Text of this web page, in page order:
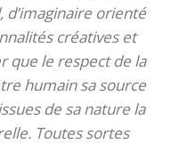
orienté
créatives et
que le respect de la
humain sa source
de sa nature la
Toutes sortes